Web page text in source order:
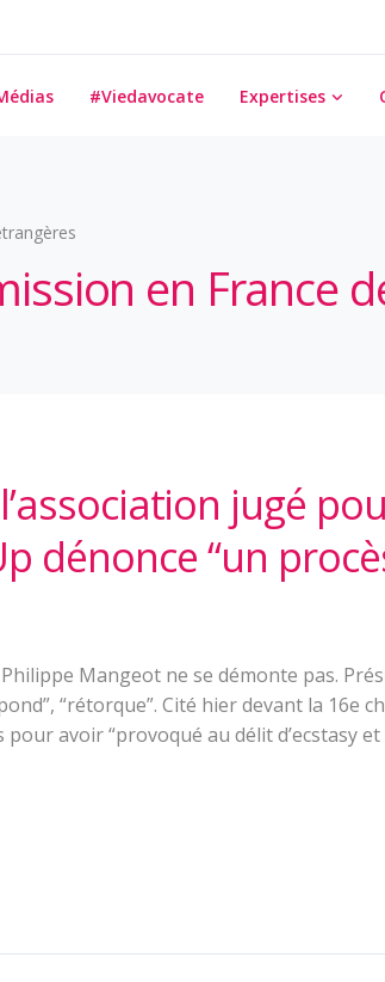
#Viedavocate Expertises
en France
jugé
dénonce “un
Mangeot ne se démonte pas.
“rétorque”. Cité hier devant la 16e
avoir “provoqué au délit d’ecstasy